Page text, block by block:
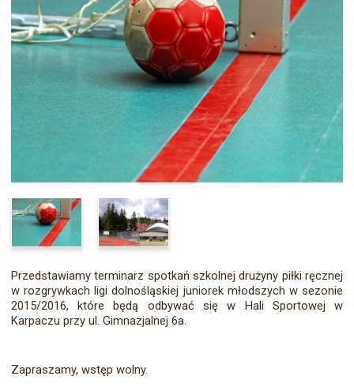
Przedstawiamy terminarz spotkań szkolnej drużyny piłki ręcznej
w rozgrywkach ligi dolnośląskiej juniorek młodszych w sezonie
2015/2016, które będą odbywać się w Hali Sportowej w
Karpaczu przy ul. Gimnazjalnej 6a.
Zapraszamy, wstęp wolny.